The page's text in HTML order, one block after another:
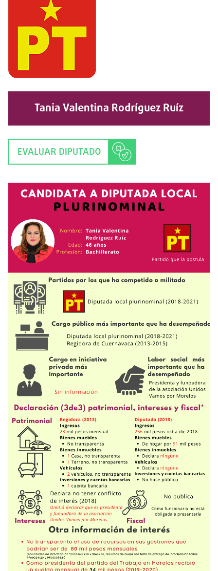
Tania Valentina Rodríguez Ruíz
EVALUAR DIPUTADO